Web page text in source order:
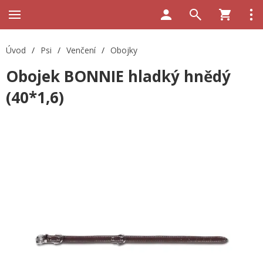
Úvod / Psi / Venčení / Obojky
Obojek BONNIE hladký hnědý
(40*1,6)